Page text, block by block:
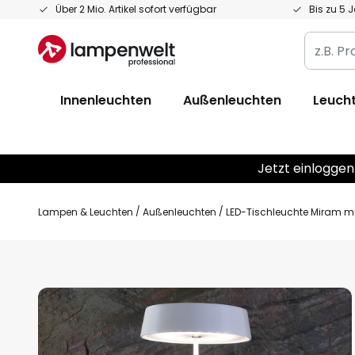
Über 2 Mio. Artikel sofort verfügbar Bis zu 5
Zum
springen
z.B.
Produkt,
EAN
Innenleuchten Außenleuchten
Jetzt
Lampen & Leuchten Außenleuchten LED-Tischleuchte Miram
Zum
Ende
der